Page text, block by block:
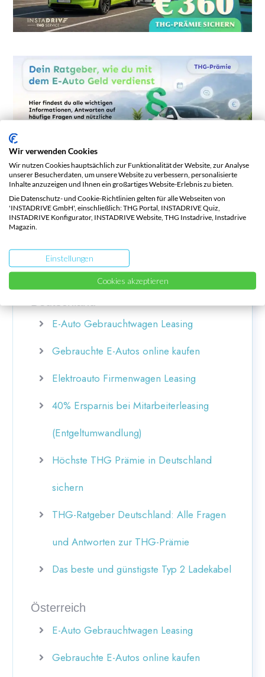
E-Auto Gebrauchtwagen Leasing
Gebrauchte E-Autos online kaufen
Elektroauto Firmenwagen Leasing
40% Ersparnis bei Mitarbeiterleasing
(Entgeltumwandlung)
Höchste THG Prämie in Deutschland
sichern
THG-Ratgeber Deutschland: Alle Fragen
und Antworten zur THG-Prämie
Das beste und günstigste Typ 2 Ladekabel
Österreich
E-Auto Gebrauchtwagen Leasing
Gebrauchte E-Autos online kaufen
Wir verwenden Cookies
Wir nutzen Cookies hauptsächlich zur Funktionalität der Website, zur Analyse
unserer Besucherdaten, um unsere Website zu verbessern, personalisierte
Inhalte anzuzeigen und Ihnen ein großartiges Website-Erlebnis zu bieten.
Die Datenschutz- und Cookie-Richtlinien gelten für alle Webseiten von
'INSTADRIVE GmbH', einschließlich: THG Portal, INSTADRIVE Quiz,
INSTADRIVE Konfigurator, INSTADRIVE Website, THG Instadrive, Instadrive
Magazin.
Einstellungen
Cookies akzeptieren